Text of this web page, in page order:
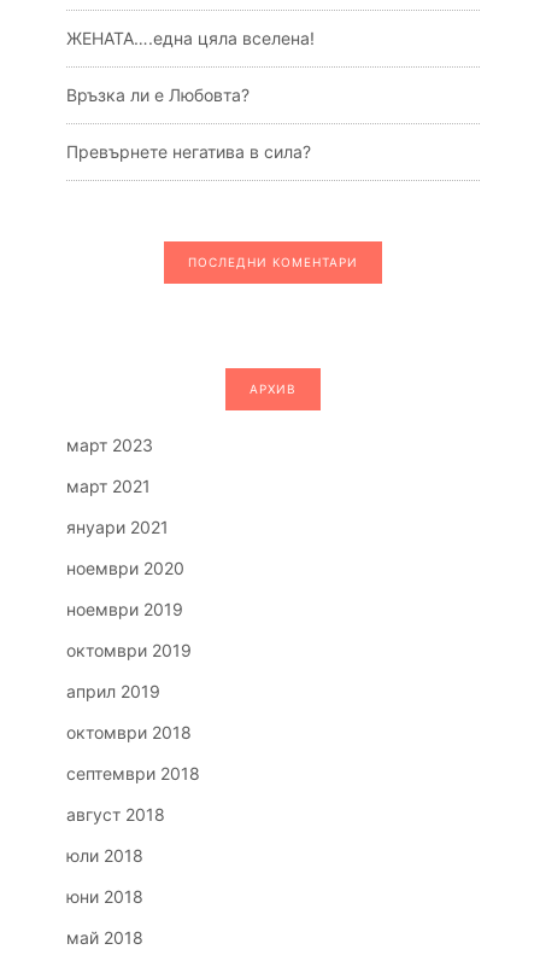
ЖЕНАТА….една цяла вселена!
Връзка ли е Любовта?
Превърнете негатива в сила?
ПОСЛЕДНИ КОМЕНТАРИ
АРХИВ
март 2023
март 2021
януари 2021
ноември 2020
ноември 2019
октомври 2019
април 2019
октомври 2018
септември 2018
август 2018
юли 2018
юни 2018
май 2018